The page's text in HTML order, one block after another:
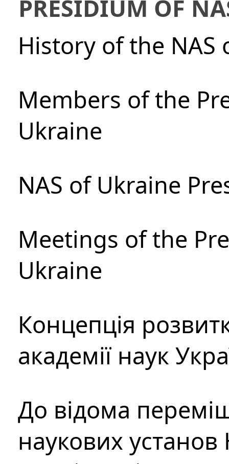
PRESIDIUM OF
History of the NAS
Members of the
Ukraine
NAS of Ukraine
Meetings of the
Ukraine
Концепція
академії наук
До відома
наукових установ